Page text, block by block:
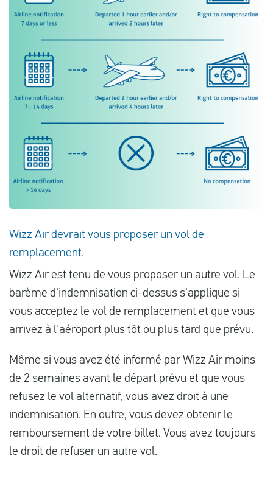
Wizz Air devrait vous proposer un vol de
remplacement.
Wizz Air est tenu de vous proposer un autre vol. Le
barème d'indemnisation ci-dessus s'applique si
vous acceptez le vol de remplacement et que vous
arrivez à l'aéroport plus tôt ou plus tard que prévu.
Même si vous avez été informé par Wizz Air moins
de 2 semaines avant le départ prévu et que vous
refusez le vol alternatif, vous avez droit à une
indemnisation. En outre, vous devez obtenir le
remboursement de votre billet. Vous avez toujours
le droit de refuser un autre vol.